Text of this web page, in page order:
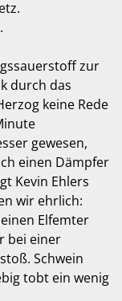
zur
durch das
keine Rede
gewesen,
einen Dämpfer
Kevin Ehlers
wir ehrlich:
Elfemter
bei einer
Schwein
tobt ein wenig